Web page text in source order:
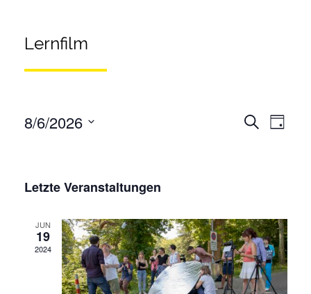
Lernfilm
Suche
Tag
8/6/2026
Datum
Letzte Veranstaltungen
JUN
19
2024